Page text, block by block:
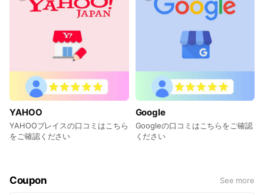
たします😊
YAHOO
YAHOOプレイスの口コミはこちら
をご確認ください
Google
Googleの口コミはこちらをご確認
ください
Coupon See more